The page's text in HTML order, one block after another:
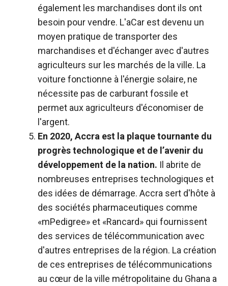
également les marchandises dont ils ont
besoin pour vendre. L'aCar est devenu un
moyen pratique de transporter des
marchandises et d'échanger avec d'autres
agriculteurs sur les marchés de la ville. La
voiture fonctionne à l'énergie solaire, ne
nécessite pas de carburant fossile et
permet aux agriculteurs d'économiser de
l'argent.
En 2020, Accra est la plaque tournante du
progrès technologique et de l’avenir du
développement de la nation. Il abrite de
nombreuses entreprises technologiques et
des idées de démarrage. Accra sert d'hôte à
des sociétés pharmaceutiques comme
«mPedigree» et «Rancard» qui fournissent
des services de télécommunication avec
d'autres entreprises de la région. La création
de ces entreprises de télécommunications
au cœur de la ville métropolitaine du Ghana a